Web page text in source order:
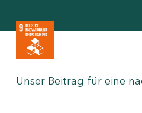
Unser Beitrag für eine